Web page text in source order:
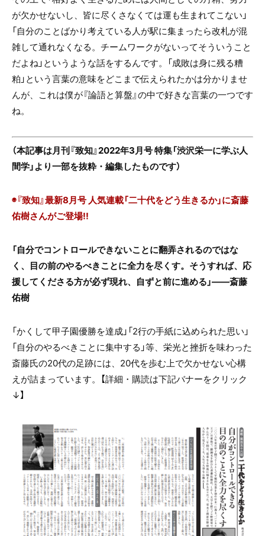
が欠かせないし、皆に尽くさなくては運も生まれてこない」
「自分のことばかり考えている人が駅に集まったら改札が混
雑して通れなくなる。チームワークがないってそういうこと
だよね」というような話をするんです。「成敗は身に残る糟
粕」という言葉の意味をどこまで伝えられたかは分かりませ
んが、これは僕が『論語と算盤』の中で好きな言葉の一つです
ね。
（本記事は月刊『致知』2022年3月号 特集「渋沢栄一に学ぶ人
間学」より一部を抜粋・編集したものです）
◉『致知』最新8月号 人気連載「二十代をどう生きるか」に斎藤
佑樹さんがご登場!!
「自分でコントロールできないことに翻弄されるのではな
く、目の前のやるべきことに全力を尽くす。 そうすれば、応
援してくださる方が必ず現れ、自ずと前に進める」――斎藤
佑樹
「かくして甲子園優勝を達成」「2行の手紙に込められた思い」
「自分のやるべきことに集中する」等、栄光と挫折を味わった
斎藤氏の20代の足跡には、20代を歩む上で欠かせない心構
えが詰まっています。 【詳細・購読は下記バナーをクリック
↓】